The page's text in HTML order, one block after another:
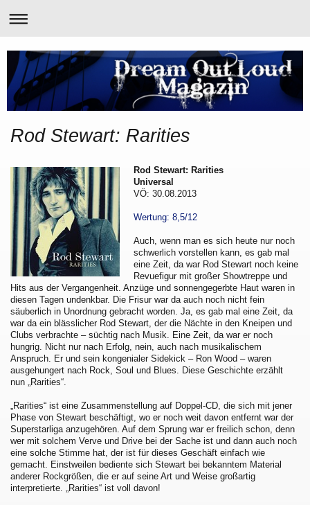
Rod Stewart: Rarities
Rod Stewart: Rarities
Universal
VÖ: 30.08.2013
Wertung: 8,5/12
Auch, wenn man es sich heute nur noch
schwerlich vorstellen kann, es gab mal
eine Zeit, da war Rod Stewart noch keine
Revuefigur mit großer Showtreppe und
Hits aus der Vergangenheit. Anzüge und sonnengegerbte Haut waren in
diesen Tagen undenkbar. Die Frisur war da auch noch nicht fein
säuberlich in Unordnung gebracht worden. Ja, es gab mal eine Zeit, da
war da ein blässlicher Rod Stewart, der die Nächte in den Kneipen und
Clubs verbrachte – süchtig nach Musik. Eine Zeit, da war er noch
hungrig. Nicht nur nach Erfolg, nein, auch nach musikalischem
Anspruch. Er und sein kongenialer Sidekick – Ron Wood – waren
ausgehungert nach Rock, Soul und Blues. Diese Geschichte erzählt
nun „Rarities“.
„Rarities“ ist eine Zusammenstellung auf Doppel-CD, die sich mit jener
Phase von Stewart beschäftigt, wo er noch weit davon entfernt war der
Superstarliga anzugehören. Auf dem Sprung war er freilich schon, denn
wer mit solchem Verve und Drive bei der Sache ist und dann auch noch
eine solche Stimme hat, der ist für dieses Geschäft einfach wie
gemacht. Einstweilen bediente sich Stewart bei bekanntem Material
anderer Rockgrößen, die er auf seine Art und Weise großartig
interpretierte. „Rarities“ ist voll davon!